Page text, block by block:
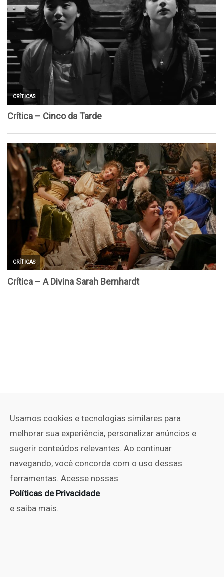
Usamos cookies e tecnologias similares para
melhorar sua experiência, personalizar anúncios e
sugerir conteúdos relevantes. Ao continuar
navegando, você concorda com o uso dessas
ferramentas. Acesse nossas
Políticas de Privacidade
e saiba mais.